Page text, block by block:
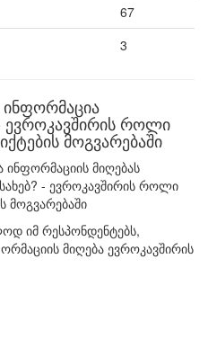
67
3
ინფორმაცია
ევროკავშირის როლი
მოგვარებაში
მიღებას
- ევროკავშირის როლი
იმ რესპონდენტებს,
მიღება ევროკავშირის